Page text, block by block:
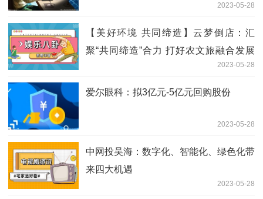
2023-05-28
【美好环境 共同缔造】云梦倒店：汇
聚“共同缔造”合力 打好农文旅融合发展
2023-05-28
爱尔眼科：拟3亿元-5亿元回购股份
2023-05-28
中网投吴海：数字化、智能化、绿色化带
来四大机遇
2023-05-28